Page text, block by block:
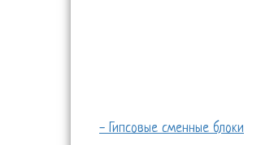
- Гипсовые сменные блоки